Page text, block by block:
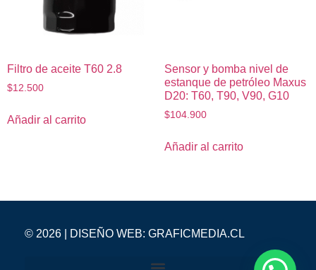
Filtro de aceite T60 2.8
$12.500
Añadir al carrito
Sensor y bomba nivel de
estanque de petróleo Maxus
D20: T60, T90, V90, G10
$104.900
Añadir al carrito
© 2026 | DISEÑO WEB: GRAFICMEDIA.CL